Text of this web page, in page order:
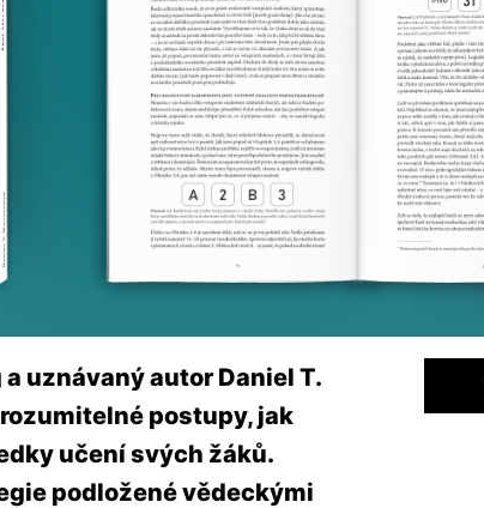
uznávaný autor Daniel T.
postupy, jak
učení svých žáků.
podložené vědeckými